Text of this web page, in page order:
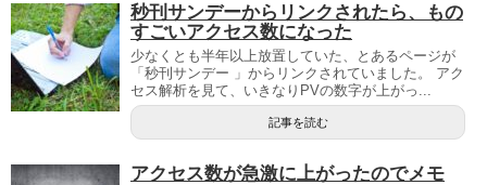
秒刊サンデーからリンクされたら、もの
すごいアクセス数になった
少なくとも半年以上放置していた、とあるページが
「秒刊サンデー 」からリンクされていました。 アク
セス解析を見て、いきなりPVの数字が上がっ...
記事を読む
アクセス数が急激に上がったのでメモ